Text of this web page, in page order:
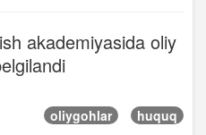
akademiyasida oliy
oliygohlar huquq